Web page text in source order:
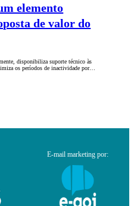
elemento
de valor do
disponibiliza suporte técnico às
os períodos de inactividade por…
E-mail marketing por: